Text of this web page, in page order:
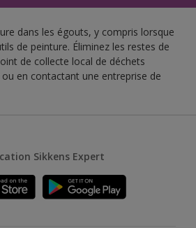
dans les égouts, y compris lorsque
de peinture. Éliminez les restes de
de collecte local de déchets
en contactant une entreprise de
Sikkens Expert